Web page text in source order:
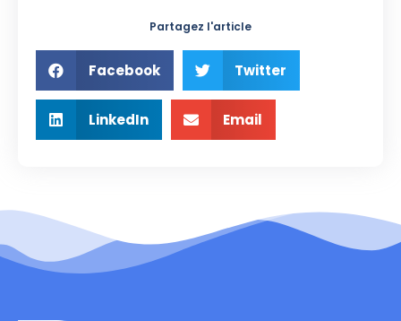
Partagez l'article
Facebook Twitter
LinkedIn Email